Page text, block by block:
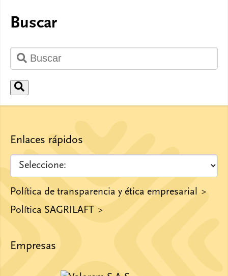
Buscar
Enlaces rápidos
Política de transparencia y ética empresarial
Política SAGRILAFT
Empresas